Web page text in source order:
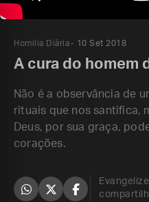
Homilia Diária 10 Set 2018
A cura do homem
Não é a observância de
rituais que nos santifica,
Deus, por sua graça,
corações.